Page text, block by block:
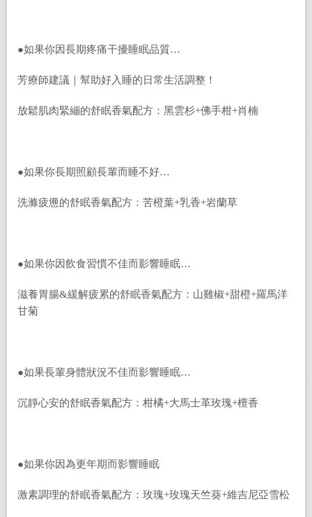
●如果你因長期疼痛干擾睡眠品質…
芳療師建議｜幫助好入睡的日常生活調整！
放鬆肌肉緊繃的舒眠香氣配方：黑雲杉+佛手柑+肖楠
●如果你長期照顧長輩而睡不好…
洗滌疲憊的舒眠香氣配方：苦橙葉+乳香+岩蘭草
●如果你因飲食習慣不佳而影響睡眠…
滋養胃腸&緩解疲累的舒眠香氣配方：山雞椒+甜橙+羅馬洋
甘菊
●如果長輩身體狀況不佳而影響睡眠…
沉靜心安的舒眠香氣配方：柑橘+大馬士革玫瑰+檀香
●如果你因為更年期而影響睡眠
激素調理的舒眠香氣配方：玫瑰+玫瑰天竺葵+維吉尼亞雪松